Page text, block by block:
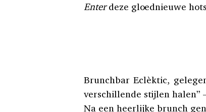
Enterdeze gloednieuwe
Brunchbar Eclèktic,
verschillende stijlen halen”
Na een heerlijke brunch